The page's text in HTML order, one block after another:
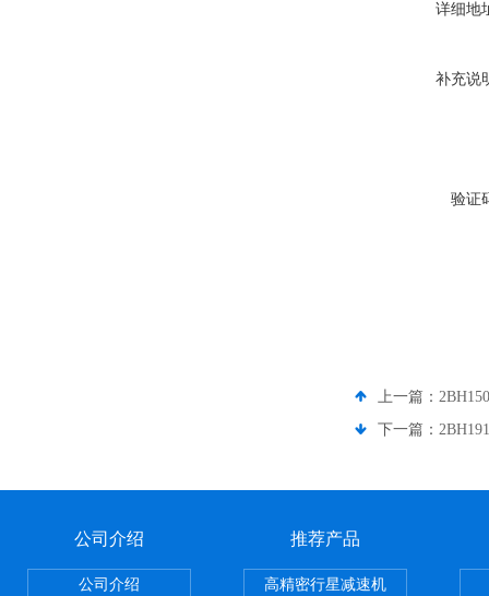
详细地
补充说
验证
上一篇：
下一篇：
公司介绍
公司介绍
推荐产品
高精密行星减速机